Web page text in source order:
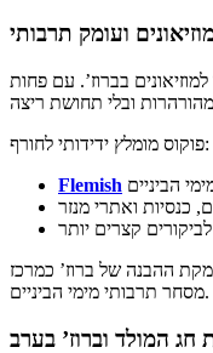
בברוז’. עם פחות
פוקוס מומלץ ידידותי לחורף:
Flemish הביניים
כנסיות ואתרי מנזר
קצרים יותר
ההבנה של ברוז’ כמרכז
מסחר תרבותי מימי הביניים.